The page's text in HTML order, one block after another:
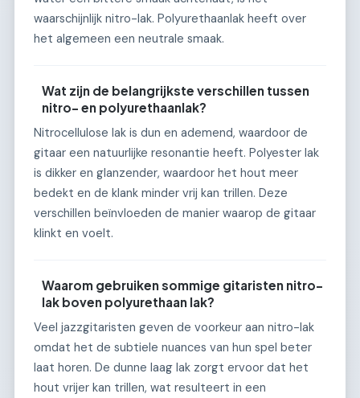
waarschijnlijk nitro-lak. Polyurethaanlak heeft over
het algemeen een neutrale smaak.
Wat zijn de belangrijkste verschillen tussen
nitro- en polyurethaanlak?
Nitrocellulose lak is dun en ademend, waardoor de
gitaar een natuurlijke resonantie heeft. Polyester lak
is dikker en glanzender, waardoor het hout meer
bedekt en de klank minder vrij kan trillen. Deze
verschillen beïnvloeden de manier waarop de gitaar
klinkt en voelt.
Waarom gebruiken sommige gitaristen nitro-
lak boven polyurethaan lak?
Veel jazzgitaristen geven de voorkeur aan nitro-lak
omdat het de subtiele nuances van hun spel beter
laat horen. De dunne laag lak zorgt ervoor dat het
hout vrijer kan trillen, wat resulteert in een